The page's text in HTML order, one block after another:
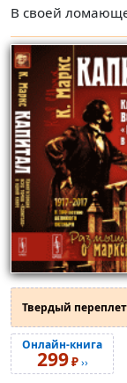
В своей
Твердый переплет
Онлайн-книга
299₽››